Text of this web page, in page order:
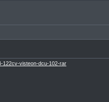
122cv-visteon-dcu-102-rar